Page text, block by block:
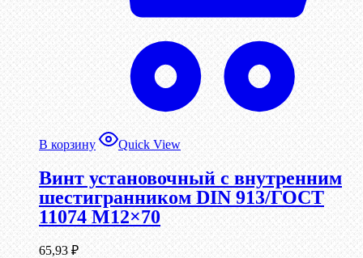
В корзину Quick View
Винт установочный с внутренним
шестигранником DIN 913/ГОСТ
11074 М12×70
65,93 ₽